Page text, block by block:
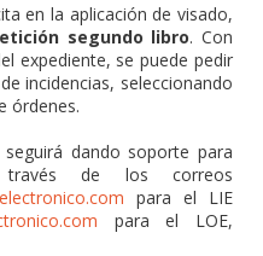
en la aplicación de visado,
segundo libro. Con
expediente, se puede pedir
incidencias, seleccionando
órdenes.
dando soporte para
través de los correos
para el LIE
para el LOE,